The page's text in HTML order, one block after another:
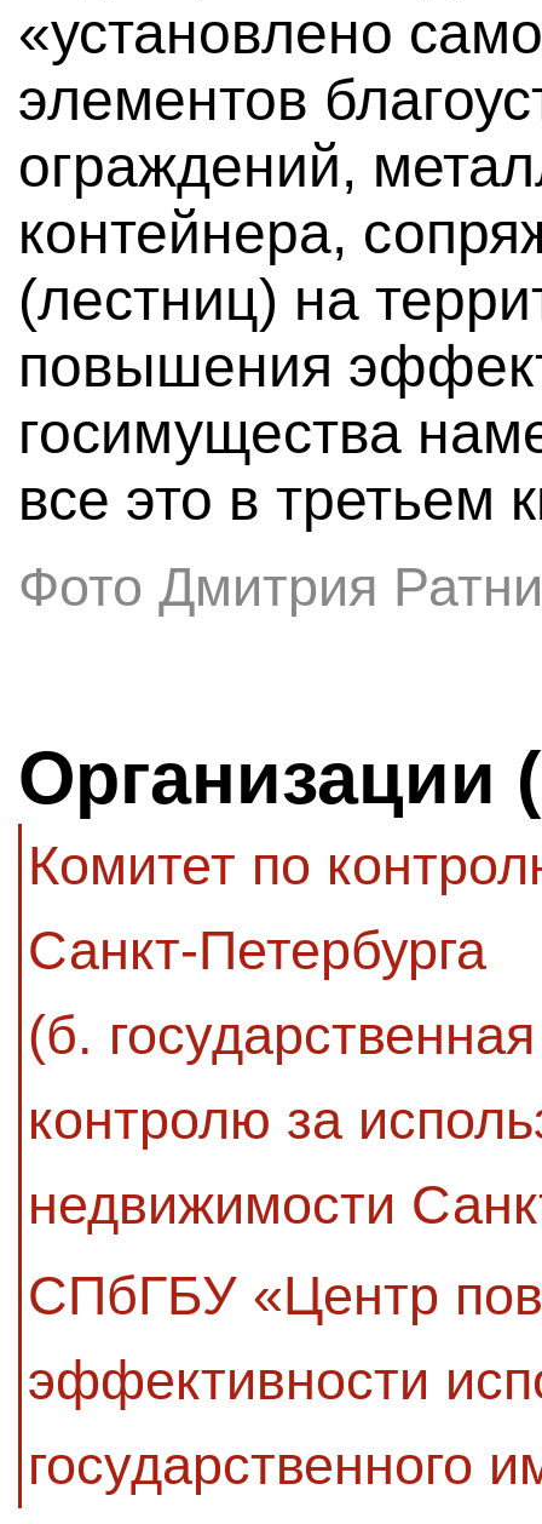
«установлено
элементов
ограждений,
контейнера,
(лестниц) на
повышения
госимущества
все это в третьем
Фото Дмитрия
Организации
Комитет по
Санкт-Петербурга
(б.
контролю за
недвижимости
СПбГБУ «Центр
эффективности
государственного